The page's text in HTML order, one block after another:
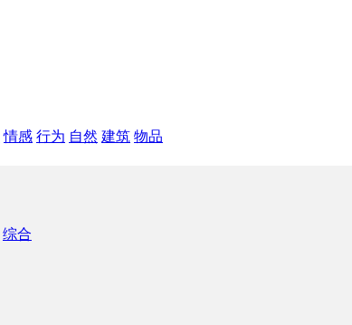
情感 行为 自然 建筑 物品
综合